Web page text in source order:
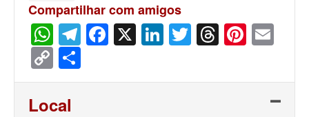
Compartilhar com amigos
WhatsApp
Telegram
Facebook
X LinkedIn
Twitter
Threads
Copy
Link
Local